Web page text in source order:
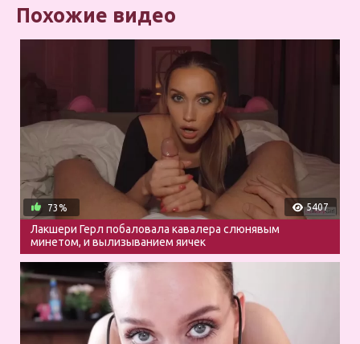
Похожие видео
5407
73%
Лакшери Герл побаловала кавалера слюнявым
минетом, и вылизыванием яичек